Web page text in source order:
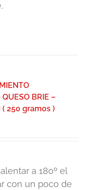
BRIE –
( 250 gramos )
a 180º el
con un poco de